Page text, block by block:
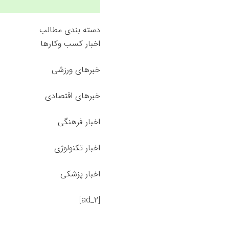
دسته بندی مطالب
اخبار کسب وکارها
خبرهای ورزشی
خبرهای اقتصادی
اخبار فرهنگی
اخبار تکنولوژی
اخبار پزشکی
[ad_2]